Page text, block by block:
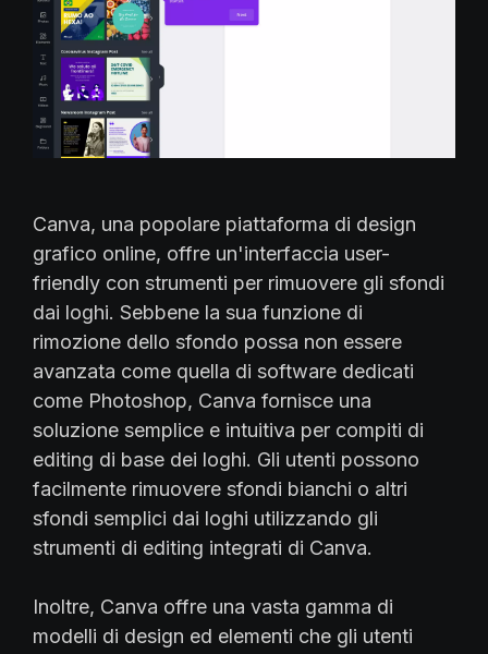
Canva, una popolare piattaforma di design
grafico online, offre un'interfaccia user-
friendly con strumenti per rimuovere gli sfondi
dai loghi. Sebbene la sua funzione di
rimozione dello sfondo possa non essere
avanzata come quella di software dedicati
come Photoshop, Canva fornisce una
soluzione semplice e intuitiva per compiti di
editing di base dei loghi. Gli utenti possono
facilmente rimuovere sfondi bianchi o altri
sfondi semplici dai loghi utilizzando gli
strumenti di editing integrati di Canva.
Inoltre, Canva offre una vasta gamma di
modelli di design ed elementi che gli utenti